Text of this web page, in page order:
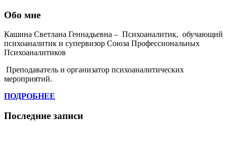
Обо мне
Кашина Светлана Геннадьевна – Психоаналитик, обучающий
психоаналитик и супервизор Союза Профессиональных
Психоаналитиков
Преподаватель и организатор психоаналитических
мероприятий.
ПОДРОБНЕЕ
Последние записи